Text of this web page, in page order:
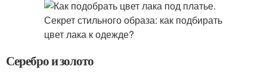
Серебро и золото